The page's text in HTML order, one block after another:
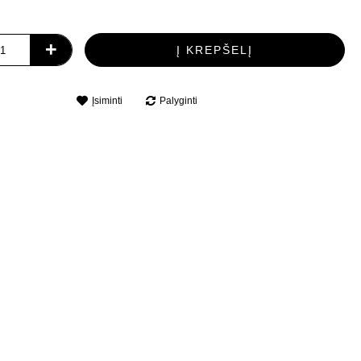
+ Į KREPŠELĮ
Įsiminti Palyginti